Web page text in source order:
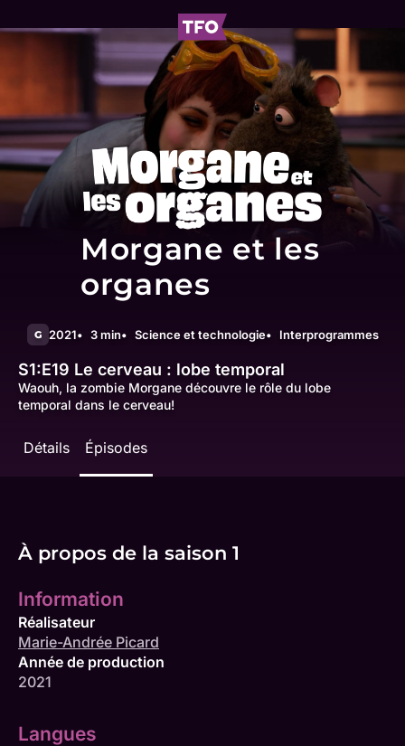
Morgane et les
organes
G 2021 3 min Science et technologie Interprogrammes
S1:E19 Le cerveau : lobe temporal
Waouh, la zombie Morgane découvre le rôle du lobe
temporal dans le cerveau!
Détails Épisodes
À propos de la saison 1
Information
Réalisateur
Marie-Andrée Picard
Année de production
2021
Langues